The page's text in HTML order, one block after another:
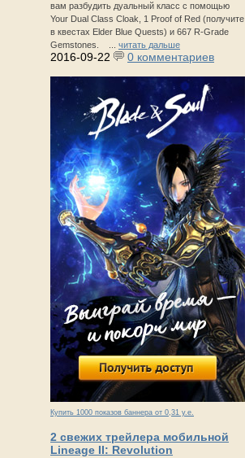
вам разбудить дуальный класс с помощью
Your Dual Class Cloak, 1 Proof of Red (получите
в квестах Elder Blue Quests) и 667 R-Grade
Gemstones. ... читать дальше
2016-09-22 0 комментариев
Купить 1000 показов баннера от 0,31 у.е.
2 свежих трейлера мобильной
Lineage II: Revolution